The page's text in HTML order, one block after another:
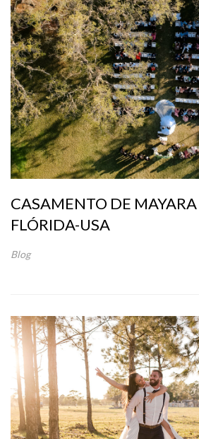
CASAMENTO DE MAYARA
FLÓRIDA-USA
Blog